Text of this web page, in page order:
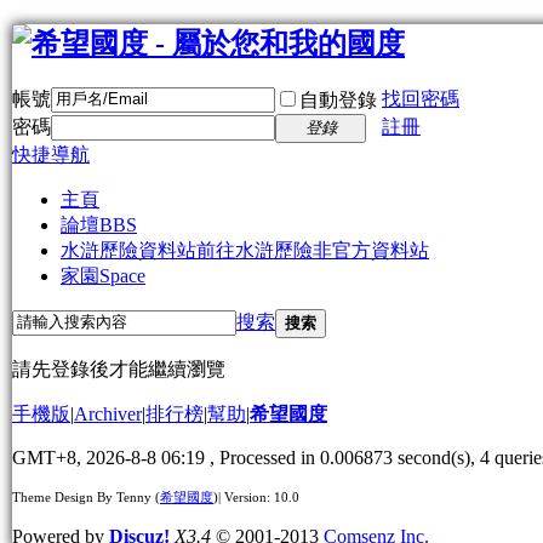
帳號 自動登錄 找回密碼
密碼
登錄
註冊
快捷導航
主頁
論壇BBS
水滸歷險資料站前往水滸歷險非官方資料站
家園 Space
搜索 搜索
請先登錄後才能繼續瀏覽
手機版|Archiver|排行榜|幫助|希望國度
GMT+8, 2026-8-8 06:19 , Processed in 0.006873 second(s), 4
Theme Design By Tenny (希望國度)| Version: 10.0
Powered by Discuz! X3.4 © 2001-2013 Comsenz Inc.